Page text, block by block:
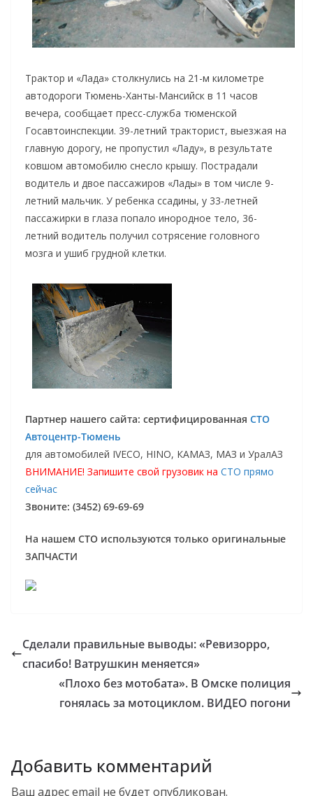
Трактор и «Лада» столкнулись на 21-м километре
автодороги Тюмень-Ханты-Мансийск в 11 часов
вечера, сообщает пресс-служба тюменской
Госавтоинспекции. 39-летний тракторист, выезжая на
главную дорогу, не пропустил «Ладу», в результате
ковшом автомобилю снесло крышу. Пострадали
водитель и двое пассажиров «Лады» в том числе 9-
летний мальчик. У ребенка ссадины, у 33-летней
пассажирки в глаза попало инородное тело, 36-
летний водитель получил сотрясение головного
мозга и ушиб грудной клетки.
Партнер нашего сайта: сертифицированная СТО
Автоцентр-Тюмень
для автомобилей IVECO, HINO, КАМАЗ, МАЗ и УралАЗ
ВНИМАНИЕ! Запишите свой грузовик на СТО прямо
сейчас
Звоните: (3452) 69-69-69
На нашем СТО используются только оригинальные
ЗАПЧАСТИ
Сделали правильные выводы: «Ревизорро,
спасибо! Ватрушкин меняется»
«Плохо без мотобата». В Омске полиция
гонялась за мотоциклом. ВИДЕО погони
Добавить комментарий
Ваш адрес email не будет опубликован.